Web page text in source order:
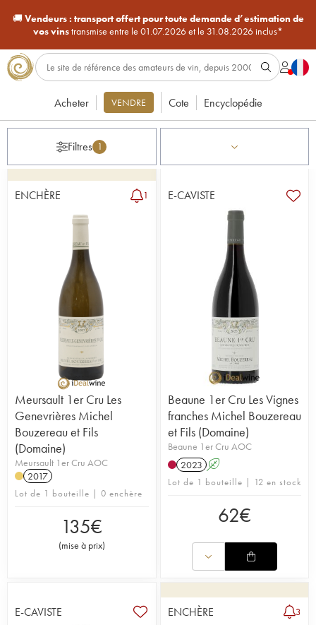
🚚Vendeurs : transport offert pour toute demande d’estimation de
vos vinstransmise entre le 01.07.2026 et le 31.08.2026 inclus*
Acheter VENDRE Cote Encyclopédie
Filtres 1
ENCHÈRE 1
Meursault 1er Cru Les
Genevrières Michel
Bouzereau et Fils
(Domaine)
Meursault 1er Cru AOC
2017
Lot de 1 bouteille | 0 enchère
135€
(mise à prix)
E-CAVISTE
Beaune 1er Cru Les Vignes
franches Michel Bouzereau
et Fils (Domaine)
Beaune 1er Cru AOC
2023 A
Lot de 1 bouteille | 12 en stock
62€
E-CAVISTE ENCHÈRE 3